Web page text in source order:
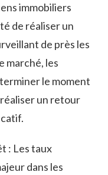
immobiliers
de réaliser un
de‌ près les
marché, les
le moment
un retour
: Les taux
dans les⁢